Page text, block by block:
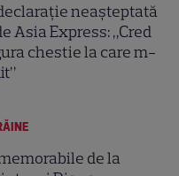
neașteptată
Asia Express: „Cred
chestie la care m-
de la